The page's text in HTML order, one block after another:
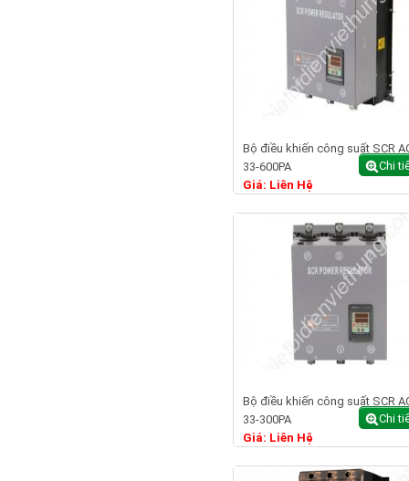
Bộ điều khiến công suất SCR
33-600PA
Giá: Liên Hệ
Chi
Bộ điều khiến công suất SCR
33-300PA
Giá: Liên Hệ
Chi